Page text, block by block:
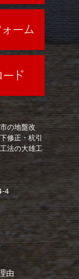
の地盤改
修正・杭引
法の大雄工
4
由